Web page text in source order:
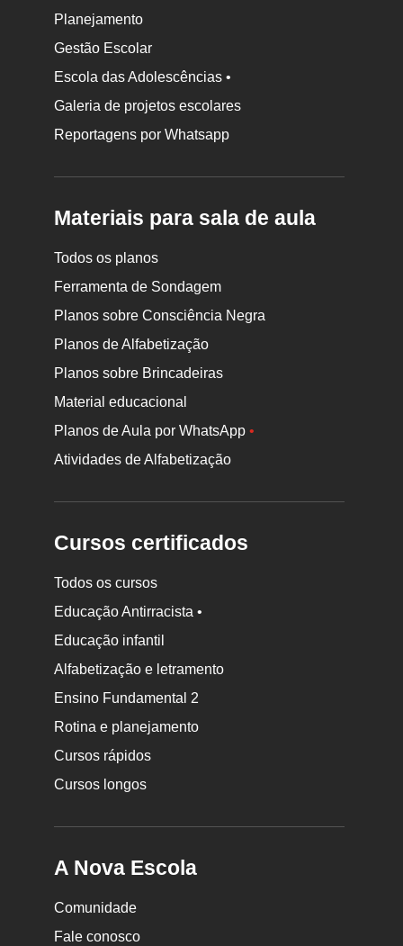
Planejamento
Gestão Escolar
Escola das Adolescências •
Galeria de projetos escolares
Reportagens por Whatsapp
Materiais para sala de aula
Todos os planos
Ferramenta de Sondagem
Planos sobre Consciência Negra
Planos de Alfabetização
Planos sobre Brincadeiras
Material educacional
Planos de Aula por WhatsApp•
Atividades de Alfabetização
Cursos certificados
Todos os cursos
Educação Antirracista •
Educação infantil
Alfabetização e letramento
Ensino Fundamental 2
Rotina e planejamento
Cursos rápidos
Cursos longos
A Nova Escola
Comunidade
Fale conosco